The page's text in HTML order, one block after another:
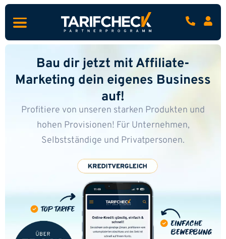
Bau dir jetzt mit Affiliate-
Marketing dein eigenes Business
auf!
Profitiere von unseren starken Produkten und
hohen Provisionen! Für Unternehmen,
Selbstständige und Privatpersonen.